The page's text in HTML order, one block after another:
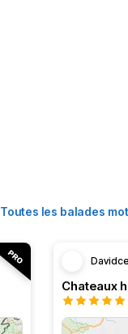
Toutes les balades
Chateaux